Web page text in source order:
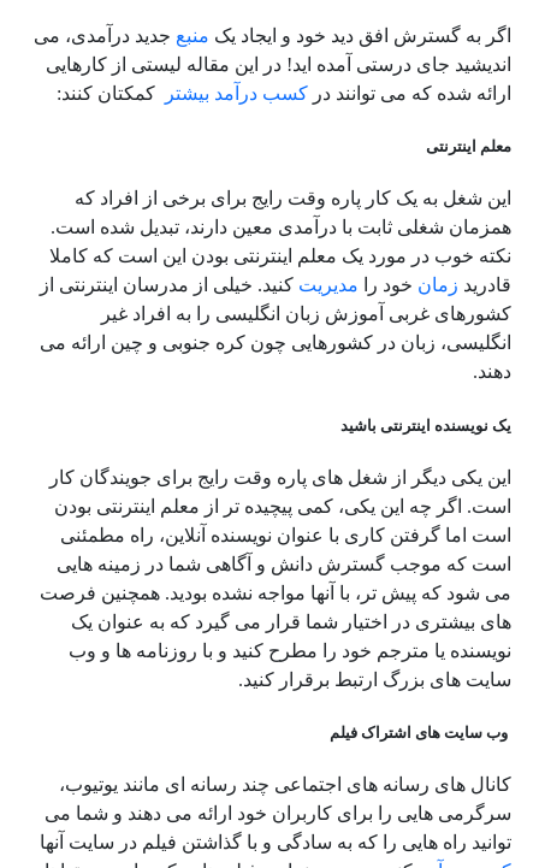
اگر به گسترش افق دید خود و ایجاد یک منبع جدید درآمدی، می
اندیشید جای درستی آمده اید! در این مقاله لیستی از کارهایی
ارائه شده که می توانند در کسب درآمد بیشتر کمکتان کنند:
معلم اینترنتی
این شغل به یک کار پاره وقت رایج برای برخی از افراد که
همزمان شغلی ثابت با درآمدی معین دارند، تبدیل شده است.
نکته خوب در مورد یک معلم اینترنتی بودن این است که کاملا
قادرید زمان خود را مدیریت کنید. خیلی از مدرسان اینترنتی از
کشورهای غربی آموزش زبان انگلیسی را به افراد غیر
انگلیسی، زبان در کشورهایی چون کره جنوبی و چین ارائه می
دهند.
یک نویسنده اینترنتی باشید
این یکی دیگر از شغل های پاره وقت رایج برای جویندگان کار
است. اگر چه این یکی، کمی پیچیده تر از معلم اینترنتی بودن
است اما گرفتن کاری با عنوان نویسنده آنلاین، راه مطمئنی
است که موجب گسترش دانش و آگاهی شما در زمینه هایی
می شود که پیش تر، با آنها مواجه نشده بودید. همچنین فرصت
های بیشتری در اختیار شما قرار می گیرد که به عنوان یک
نویسنده یا مترجم خود را مطرح کنید و با روزنامه ها و وب
سایت های بزرگ ارتبط برقرار کنید.
وب سایت های اشتراک فیلم
کانال های رسانه های اجتماعی چند رسانه ای مانند یوتیوب،
سرگرمی هایی را برای کاربران خود ارائه می دهند و شما می
توانید راه هایی را که به سادگی و با گذاشتن فیلم در سایت آنها